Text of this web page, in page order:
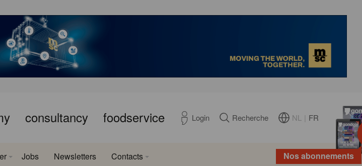
consultancy foodservice Login Recherche NL FR
Nos abonnements
Jobs Newsletters Contacts